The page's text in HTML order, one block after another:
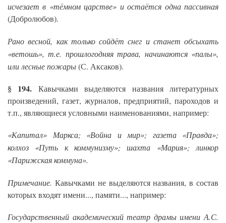
исчезает в «тёмном царстве» и остаётся одна пассивная
(Добролюбов).
Рано весной, как только сойдёт снег и станет обсыхать
«ветошь», т.е. прошлогодняя трава, начинаются «палы»,
или лесные пожары(С. Аксаков).
§ 194. Кавычками выделяются названия литературных
произведений, газет, журналов, предприятий, пароходов и
т.п., являющиеся условными наименованиями, например:
«Капитал» Маркса; «Война и мир»; газета «Правда»;
колхоз «Путь к коммунизму»; шахта «Мария»; линкор
«Парижская коммуна».
Примечание. Кавычками не выделяются названия, в состав
которых входят имени..., памяти..., например:
Государственный академический театр драмы имени А.С.